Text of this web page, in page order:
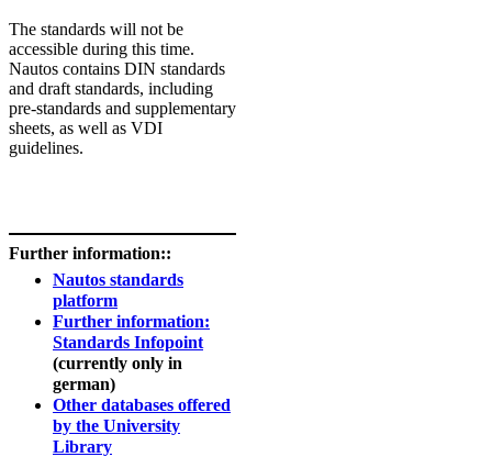
The standards will not be
accessible during this time.
Nautos contains DIN standards
and draft standards, including
pre-standards and supplementary
sheets, as well as VDI
guidelines.
Further information::
Nautos standards
platform
Further information:
Standards Infopoint
(currently only in
german)
Other databases offered
by the University
Library